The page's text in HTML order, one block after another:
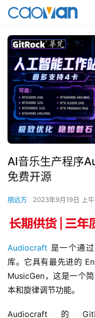
AI音乐生产程序
免费开源
朋远方 2023年9月19日 上
Audiocraft 是一个通
库。它具有最先进的
MusicGen，这是一个
本和旋律调节功能。
Audiocraft的